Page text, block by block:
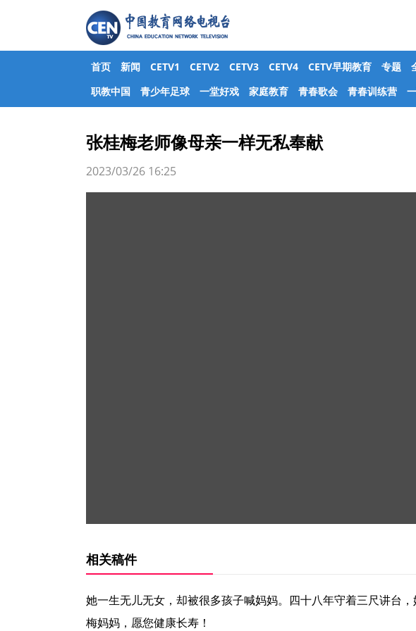
首页 新闻 CETV1 CETV2 CETV3 CETV4 CETV早期教育 专题
职教中国
青少年足球 一堂好戏 家庭教育 青春歌会 青春训练营
张桂梅老师像母亲一样无私奉献
2023/03/26 16:25
相关稿件
她一生无儿无女，却被很多孩子喊妈妈。四十八年守着三尺讲台
梅妈妈，愿您健康长寿！